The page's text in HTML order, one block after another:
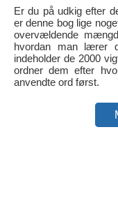
Er du på udkig efter
er denne bog lige
overvældende
hvordan man lærer
indeholder de 2000
ordner dem efter
anvendte ord først.